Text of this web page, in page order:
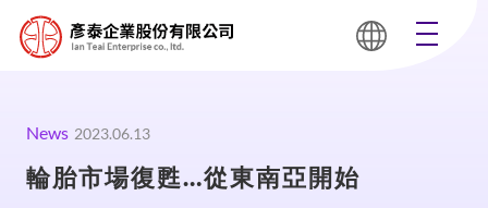
News 2023.06.13
輪胎市場復甦…從東南亞開始